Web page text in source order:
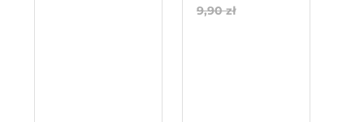
9,90 zł